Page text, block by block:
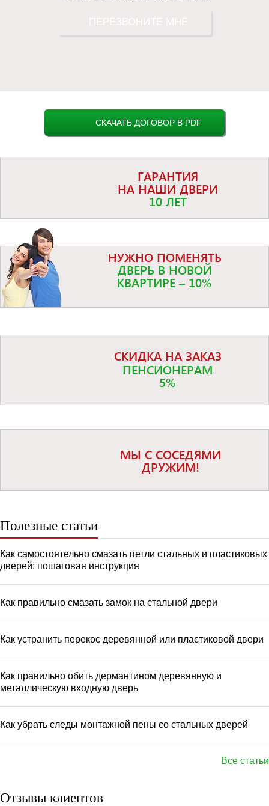
СКАЧАТЬ ДОГОВОР В PDF
ГАРАНТИЯ
НА НАШИ ДВЕРИ
10 ЛЕТ
НУЖНО ПОМЕНЯТЬ
ДВЕРЬ В НОВОЙ
КВАРТИРЕ – 10%
СКИДКА НА ЗАКАЗ
ПЕНСИОНЕРАМ
5%
МЫ С СОСЕДЯМИ
ДРУЖИМ!
Полезные статьи
Как самостоятельно смазать петли стальных и пластиковых
дверей: пошаговая инструкция
Как правильно смазать замок на стальной двери
Как устранить перекос деревянной или пластиковой двери
Как правильно обить дермантином деревянную и
металлическую входную дверь
Как убрать следы монтажной пены со стальных дверей
Все статьи
Отзывы клиентов